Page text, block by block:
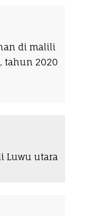
di malili
tahun 2020
Luwu utara